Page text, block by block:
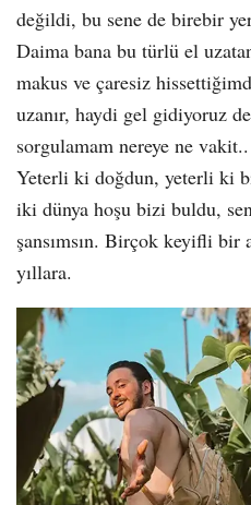
değildi, bu sene de birebir
Daima bana bu türlü el
makus ve çaresiz
uzanır, haydi gel gidiyoruz
sorgulamam nereye ne
Yeterli ki doğdun, yeterli ki
iki dünya hoşu bizi buldu,
şansımsın. Birçok keyifli bir
yıllara.